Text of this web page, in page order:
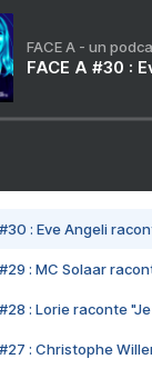
FACE A - un
FACE A #30 :
#30 : Eve Angeli
#29 : MC Solaar
#28 : Lorie raconte
#27 : Christophe